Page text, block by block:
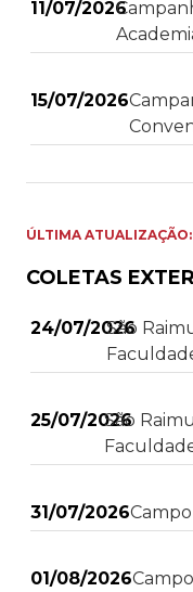
11/07/2026
15/07/2026
ÚLTIMA
COLETAS
24/07/2026
São
25/07/2026
São
31/07/2026
01/08/2026